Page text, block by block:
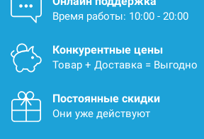
Время работы: 10:00 - 20:00
Конкурентные цены
Товар + Доставка = Выгодно
Постоянные скидки
Они уже действуют